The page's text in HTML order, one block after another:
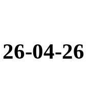
26-04-